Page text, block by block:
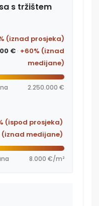
s tržištem
(iznad prosjeka)
€ · +60% (iznad
medijane)
2.250.000 €
(ispod prosjeka)
(iznad medijane)
8.000 €/m²